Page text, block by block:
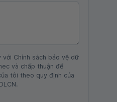
với Chính sách bảo vệ dữ
và chấp thuận để
tôi theo quy định của